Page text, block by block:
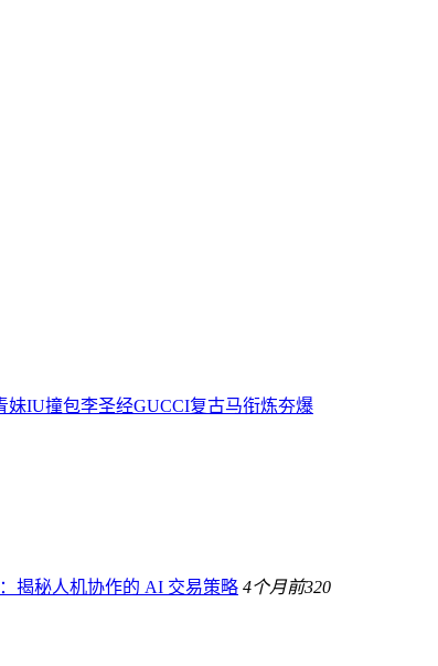
妹IU撞包李圣经GUCCI复古马衔炼夯爆
揭秘人机协作的 AI 交易策略 4个月前320